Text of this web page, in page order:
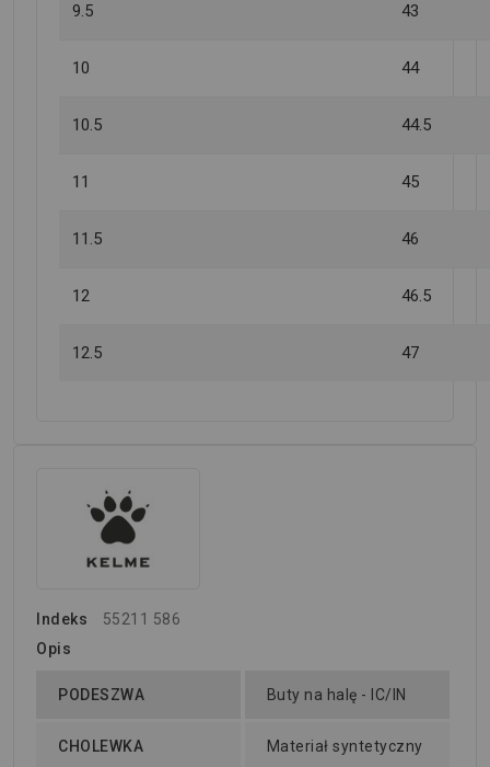
9.5 43
10 44
10.5 44.5
11 45
11.5 46
12 46.5
12.5 47
Indeks
55211 586
Opis
PODESZWA Buty na halę - IC/IN
CHOLEWKA Materiał syntetyczny